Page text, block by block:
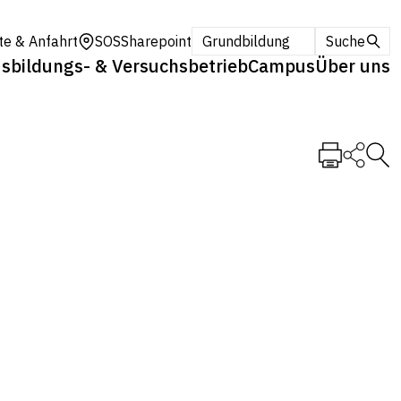
& Anfahrt SOSSharepoint Grundbildung Suche
& VersuchsbetriebCampusÜber uns